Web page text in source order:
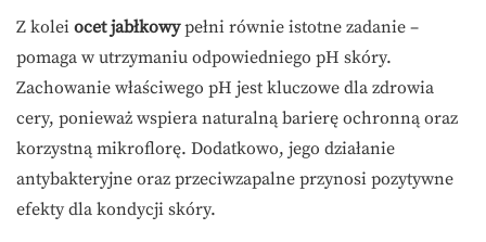
Z kolei ocet jabłkowypełni równie istotne zadanie –
pomaga w utrzymaniu odpowiedniego pH skóry.
Zachowanie właściwego pH jest kluczowe dla zdrowia
cery, ponieważ wspiera naturalną barierę ochronną oraz
korzystną mikroflorę. Dodatkowo, jego działanie
antybakteryjne oraz przeciwzapalne przynosi pozytywne
efekty dla kondycji skóry.